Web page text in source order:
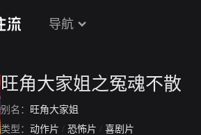
导航
旺角大家姐之冤魂不散
别名：
旺角大家姐
类型： 动作片 / 恐怖片 / 喜剧片